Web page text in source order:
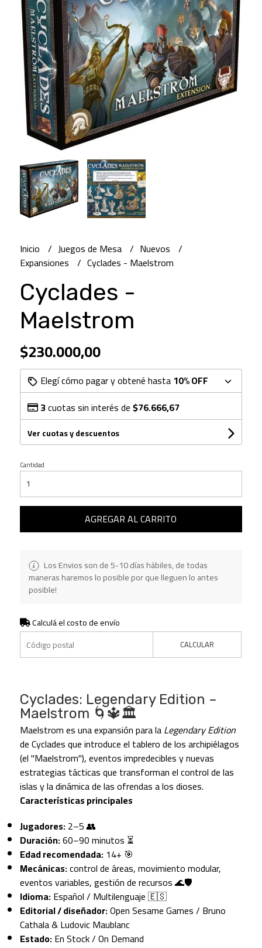
Inicio Juegos de Mesa
Nuevos
Expansiones
Cyclades - Maelstrom
Cyclades -
Maelstrom
$230.000,00
Elegí cómo pagar y obtené hasta 10% OFF
3cuotas sin interés de$76.666,67
Ver cuotas y descuentos
Cantidad
AGREGAR AL CARRITO
Los Envios son de 5-10 días hábiles, de todas
maneras haremos lo posible por que lleguen lo antes
posible!
Calculá el costo de envío
CALCULAR
Cyclades: Legendary Edition –
Maelstrom 🌀🔱🏛️
Maelstrom es una expansión para laLegendary Edition
de Cyclades que introduce el tablero de los archipiélagos
(el "Maelstrom"), eventos impredecibles y nuevas
estrategias tácticas que transforman el control de las
islas y la dinámica de las ofrendas a los dioses.
Características principales
Jugadores:2–5 👥
Duración:60–90 minutos ⏳
Edad recomendada:14+ 🎯
Mecánicas:control de áreas, movimiento modular,
eventos variables, gestión de recursos 🌊🛡️
Idioma:Español / Multilenguaje 🇪🇸
Editorial / diseñador:Open Sesame Games / Bruno
Cathala & Ludovic Maublanc
Estado:En Stock / On Demand